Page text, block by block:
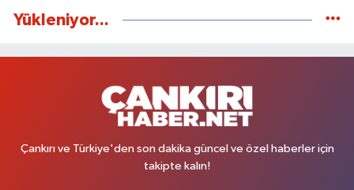
Yükleniyor...
Çankırı ve Türkiye'den son dakika güncel ve özel haberler için
takipte kalın!